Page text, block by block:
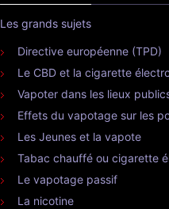
Les grands sujets
Directive européenne (TPD)
Le CBD et la cigarette
Vapoter dans les lieux
Effets du vapotage sur les
Les Jeunes et la vapote
Tabac chauffé ou cigarette
Le vapotage passif
La nicotine